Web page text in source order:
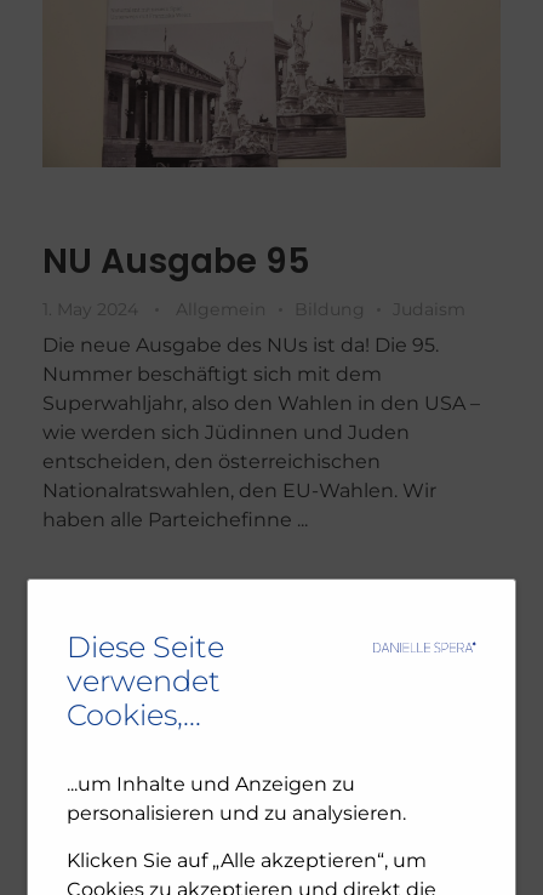
NU Ausgabe 95
1. May 2024 Allgemein Bildung Judaism
Die neue Ausgabe des NUs ist da! Die 95.
Nummer beschäftigt sich mit dem
Superwahljahr, also den Wahlen in den USA –
wie werden sich Jüdinnen und Juden
entscheiden, den österreichischen
Nationalratswahlen, den EU-Wahlen. Wir
haben alle Parteichefinne ...
Diese Seite
verwendet
Cookies,...
...um Inhalte und Anzeigen zu
personalisieren und zu analysieren.
Klicken Sie auf „Alle akzeptieren“, um
Cookies zu akzeptieren und direkt die